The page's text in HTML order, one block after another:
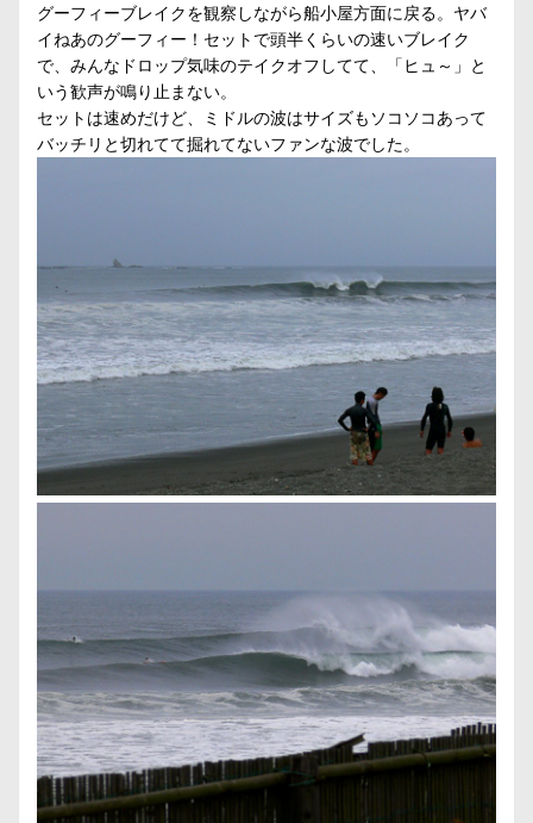
グーフィーブレイクを観察しながら船小屋方面に戻る。ヤバ
イねあのグーフィー！セットで頭半くらいの速いブレイク
で、みんなドロップ気味のテイクオフしてて、「ヒュ～」と
いう歓声が鳴り止まない。
セットは速めだけど、ミドルの波はサイズもソコソコあって
バッチリと切れてて掘れてないファンな波でした。